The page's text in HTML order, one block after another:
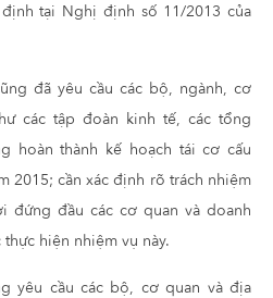
tại Nghị định số 11/2013 của
đã yêu cầu các bộ, ngành, cơ
các tập đoàn kinh tế, các tổng
hoàn thành kế hoạch tái cơ cấu
2015; cần xác định rõ trách nhiệm
đứng đầu các cơ quan và doanh
hiện nhiệm vụ này.
yêu cầu các bộ, cơ quan và địa